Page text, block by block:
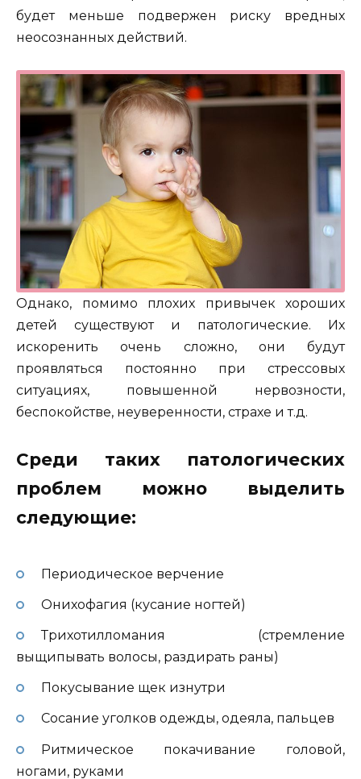
будет меньше подвержен риску вредных
неосознанных действий.
Однако, помимо плохих привычек хороших
детей существуют и патологические. Их
искоренить очень сложно, они будут
проявляться постоянно при стрессовых
ситуациях, повышенной нервозности,
беспокойстве, неуверенности, страхе и т.д.
Среди таких патологических
проблем можно выделить
следующие:
Периодическое верчение
Онихофагия (кусание ногтей)
Трихотилломания (стремление
выщипывать волосы, раздирать раны)
Покусывание щек изнутри
Сосание уголков одежды, одеяла, пальцев
Ритмическое покачивание головой,
ногами, руками